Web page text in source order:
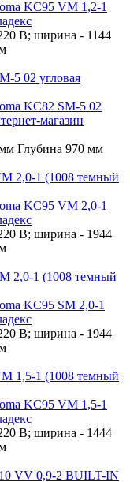
В; ширина - 1144
5 02 угловая
Глубина 970 мм
2,0-1 (1008 темный
В; ширина - 1944
2,0-1 (1008 темный
В; ширина - 1944
1,5-1 (1008 темный
В; ширина - 1444
VV 0,9-2 BUILT-IN